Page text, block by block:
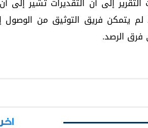
إلى أن التقديرات تشير إلى
لم يتمكن فريق التوثيق من
فرق الرصد.